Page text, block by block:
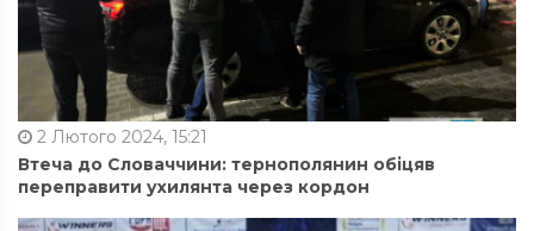
2 Лютого 2024, 15:21
Втеча до Словаччини: тернополянин обіцяв
переправити ухилянта через кордон